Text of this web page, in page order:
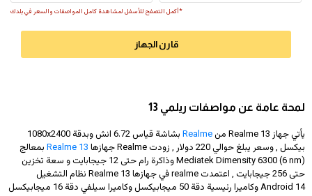
*أكمل التصفح للأسفل لمشاهدة كامل المواصفات والسعر في بلدك
قارن الجهاز
لمحة عامة عن مواصفات ريلمي 13
يأتي جهاز Realme 13 من Realme بشاشة قياس 6.72 انش وبدقة
1080x2400
بيكسل , وسعر يبلغ حوالي 220 دولار
, زودت Realme جهازها Realme 13 بمعالج
Mediatek Dimensity 6300 (6 nm) وذاكرة رام حتى 12 جيجابايت و سعة تخزين
حتى 256 جيجابايت , اعتمدت realme في جهازها Realme 13 نظام التشغيل
Android 14 وكاميرا رئيسية دقة 50 ميجابيكسل وكاميرا سيلفي دقة 16 ميجابيكسل